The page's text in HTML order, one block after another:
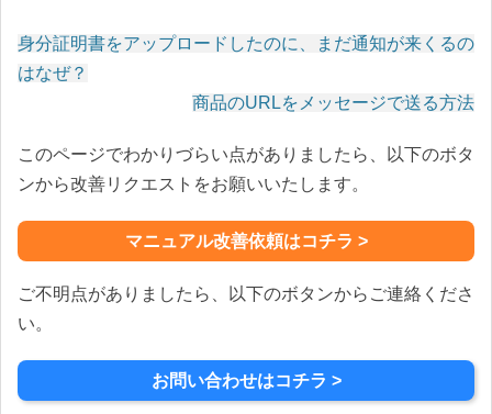
投
ビ
ゲ
ョ
ン
身分証明書をアップロードしたのに、まだ通知が来くるの
はなぜ？
商品のURLをメッセージで送る方法
このページでわかりづらい点がありましたら、以下のボタ
ンから改善リクエストをお願いいたします。
マニュアル改善依頼はコチラ >
ご不明点がありましたら、以下のボタンからご連絡くださ
い。
お問い合わせはコチラ >